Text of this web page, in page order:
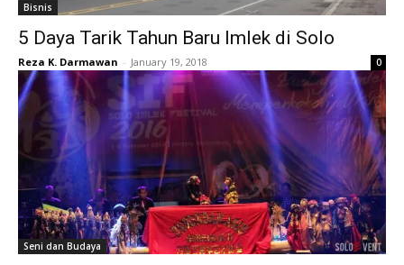
Bisnis
5 Daya Tarik Tahun Baru Imlek di Solo
Reza K. Darmawan - January 19, 2018 0
Seni dan Budaya